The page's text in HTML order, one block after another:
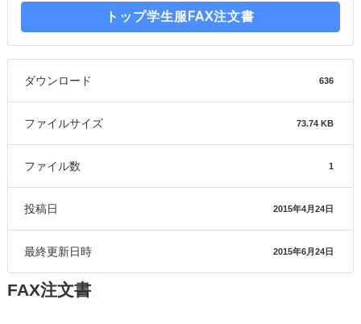
トップ学生服FAX注文書
ダウンロード 636
ファイルサイズ 73.74 KB
ファイル数 1
投稿日 2015年4月24日
最終更新日時 2015年6月24日
FAX注文書